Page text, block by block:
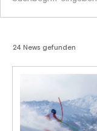
24 News gefunden